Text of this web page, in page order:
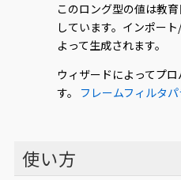
このロング型の値は教
しています。インポー
よって生成されます。
ウィザードによってプ
す。
フレームフィルタ
使い方